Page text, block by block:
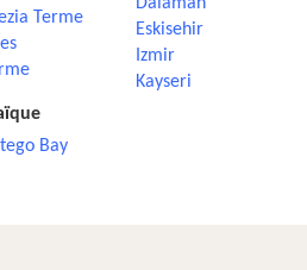
Terme
Bay
Eskisehir
Izmir
Kayseri